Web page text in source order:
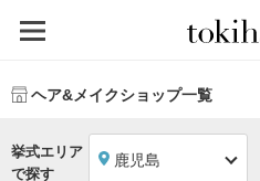
ヘア&メイクショップ一覧
挙式エリア
で探す
鹿児島